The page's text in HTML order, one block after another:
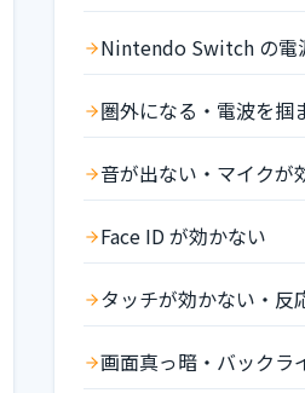
Nintendo Switch の電
圏外になる・電波を掴
音が出ない・マイクが
Face ID が効かない
タッチが効かない・反
画面真っ暗・バックラ